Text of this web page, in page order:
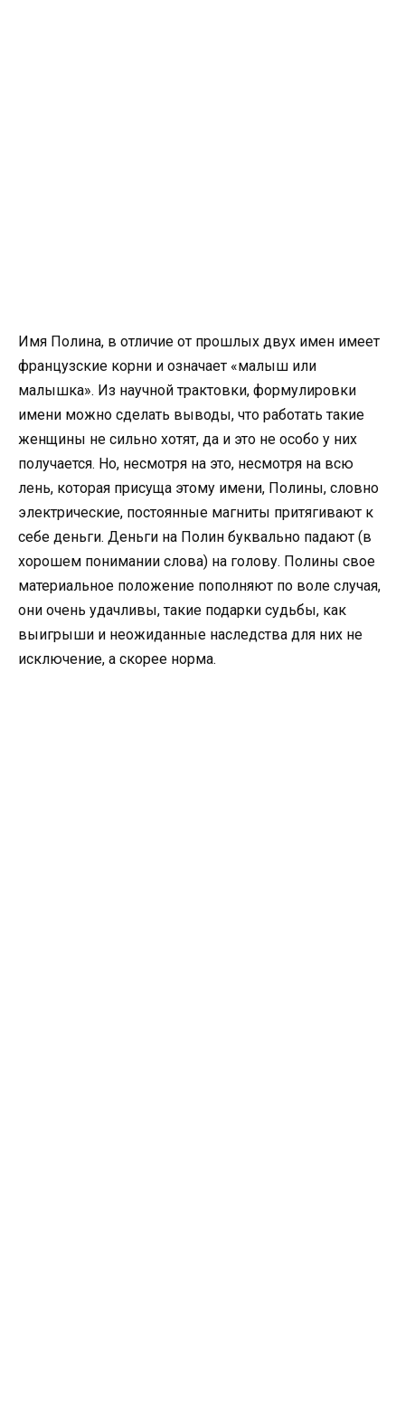
Имя Полина, в отличие от прошлых двух имен имеет
французские корни и означает «малыш или
малышка». Из научной трактовки, формулировки
имени можно сделать выводы, что работать такие
женщины не сильно хотят, да и это не особо у них
получается. Но, несмотря на это, несмотря на всю
лень, которая присуща этому имени, Полины, словно
электрические, постоянные магниты притягивают к
себе деньги. Деньги на Полин буквально падают (в
хорошем понимании слова) на голову. Полины свое
материальное положение пополняют по воле случая,
они очень удачливы, такие подарки судьбы, как
выигрыши и неожиданные наследства для них не
исключение, а скорее норма.